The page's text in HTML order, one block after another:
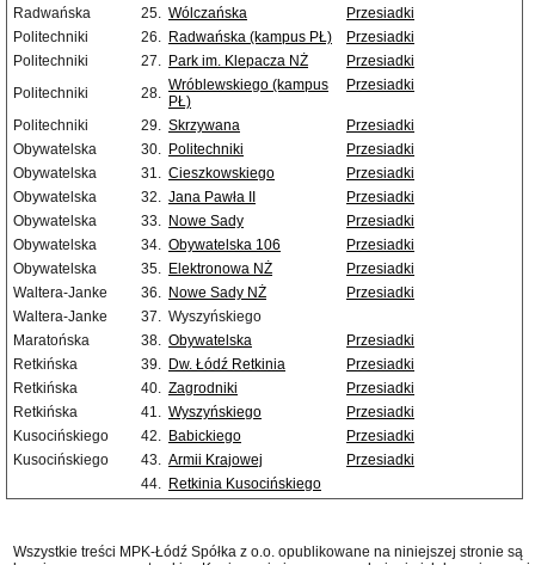
Radwańska
25. Wólczańska
Przesiadki
Politechniki
26. Radwańska (kampus PŁ)
Przesiadki
Politechniki
27. Park im. Klepacza NŻ
Przesiadki
Politechniki
28. Wróblewskiego (kampus
PŁ)
Przesiadki
Politechniki 29. Skrzywana
Przesiadki
Obywatelska
30. Politechniki
Przesiadki
Obywatelska
31. Cieszkowskiego
Przesiadki
Obywatelska
32. Jana Pawła II
Przesiadki
Obywatelska
33. Nowe Sady
Przesiadki
Obywatelska
34. Obywatelska 106
Przesiadki
Obywatelska
35. Elektronowa NŻ
Przesiadki
Waltera-Janke
36. Nowe Sady NŻ
Przesiadki
Waltera-Janke
37. Wyszyńskiego
Maratońska
38. Obywatelska
Przesiadki
Retkińska
39. Dw. Łódź Retkinia
Przesiadki
Retkińska
40. Zagrodniki
Przesiadki
Retkińska
41. Wyszyńskiego
Przesiadki
Kusocińskiego
42. Babickiego
Przesiadki
Kusocińskiego
43. Armii Krajowej
Przesiadki
44. Retkinia Kusocińskiego
Wszystkie treści MPK-Łódź Spółka z o.o. opublikowane na niniejszej stronie są